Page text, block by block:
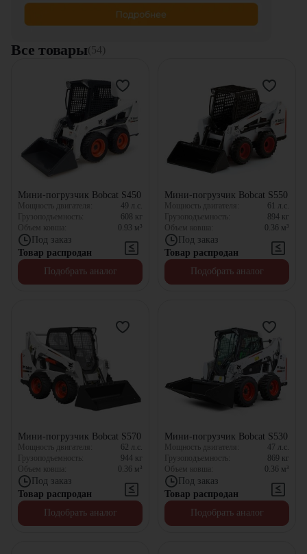
Все товары(54)
Мини-погрузчик Bobcat S450
Мощность двигателя: 49 л.с.
Грузоподъемность:
608 кг
Объем ковша:
0.93 м³
Под заказ
Товар распродан
Подобрать аналог
Мини-погрузчик Bobcat S550
Мощность двигателя: 61 л.с.
Грузоподъемность:
894 кг
Объем ковша:
0.36 м³
Под заказ
Товар распродан
Подобрать аналог
Мини-погрузчик Bobcat S570
Мощность двигателя: 62 л.с.
Грузоподъемность:
944 кг
Объем ковша:
0.36 м³
Под заказ
Товар распродан
Подобрать аналог
Мини-погрузчик Bobcat S530
Мощность двигателя: 47 л.с.
Грузоподъемность:
869 кг
Объем ковша:
0.36 м³
Под заказ
Товар распродан
Подобрать аналог